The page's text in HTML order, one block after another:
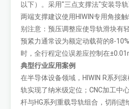
以下）。采用"三点支撑法"安装导
两端支撑建议使用HIWIN专用角接
别注意：预压调整应使导轨滑块有
预紧力通常设为额定动载荷的8-
时，全行程定位误差应控制在
典型行业应用案例
在半导体设备领域，HIWIN R系列
轨实现了纳米级定位；CNC加工中
杆与HG系列重载导轨组合，切削进